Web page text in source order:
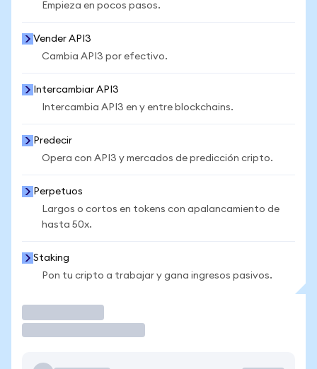
Empieza en pocos pasos.
Vender API3
Cambia API3 por efectivo.
Intercambiar API3
Intercambia API3 en y entre blockchains.
Predecir
Opera con API3 y mercados de predicción cripto.
Perpetuos
Largos o cortos en tokens con apalancamiento de
hasta 50x.
Staking
Pon tu cripto a trabajar y gana ingresos pasivos.